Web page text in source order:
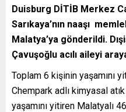
Duisburg DİTİB Merkez
Sarıkaya’nın naaşı
Malatya’ya gönderildi.
Çavuşoğlu acılı aileyi
Toplam 6 kişinin yaşamını
Chempark adlı kimyasal
yaşamını yitiren Malatyalı